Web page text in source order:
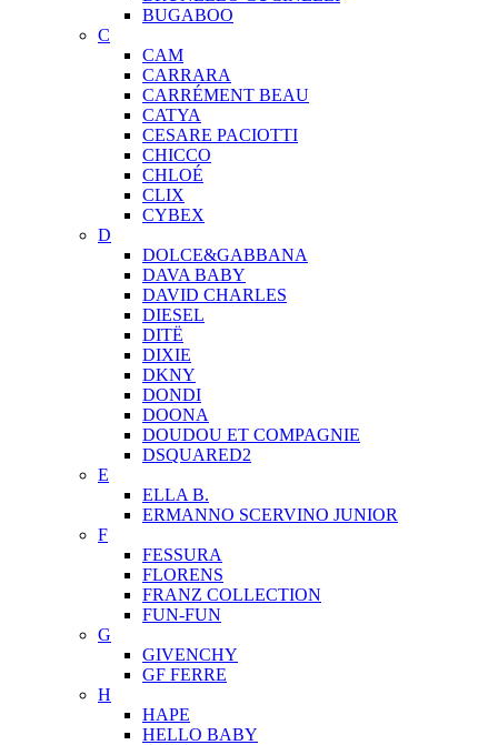
BUGABOO
C
CAM
CARRARA
CARRÉMENT BEAU
CATYA
CESARE PACIOTTI
CHICCO
CHLOÉ
CLIX
CYBEX
D
DOLCE&GABBANA
DAVA BABY
DAVID CHARLES
DIESEL
DITЁ
DIXIE
DKNY
DONDI
DOONA
DOUDOU ET COMPAGNIE
DSQUARED2
E
ELLA B.
ERMANNO SCERVINO JUNIOR
F
FESSURA
FLORENS
FRANZ COLLECTION
FUN-FUN
G
GIVENCHY
GF FERRE
H
HAPE
HELLO BABY